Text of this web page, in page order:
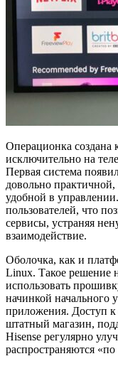
Операционка создана
исключительно на
Первая система
довольно
удобной в
пользователей, что
сервисы, устраняя
взаимодействие.
Оболочка, как и
Linux. Такое решение
использовать
начинкой начального
приложения. Доступ к
штатный магазин,
Hisense регулярно
распространяются «по